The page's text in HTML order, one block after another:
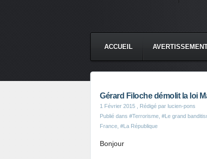
ACCUEIL
Gérard Filoche démolit la loi
1 Février 2015 , Rédigé par lucien-pons
Publié dans #Terrorisme #Le grand
France #La République
Bonjour